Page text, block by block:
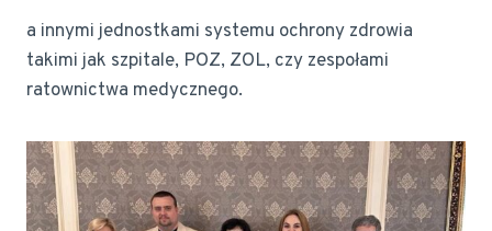
a innymi jednostkami systemu ochrony zdrowia
takimi jak szpitale, POZ, ZOL, czy zespołami
ratownictwa medycznego.